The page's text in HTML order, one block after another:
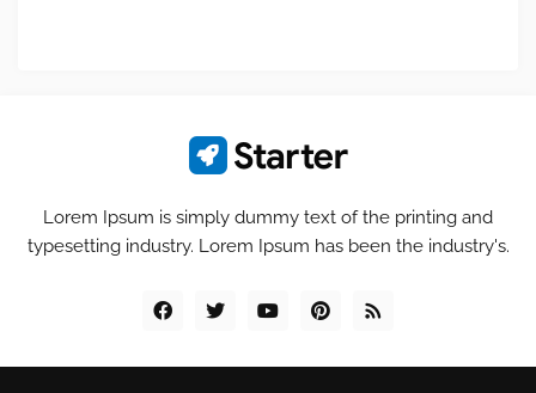
Lorem Ipsum is simply dummy text of the printing and
typesetting industry. Lorem Ipsum has been the industry's.